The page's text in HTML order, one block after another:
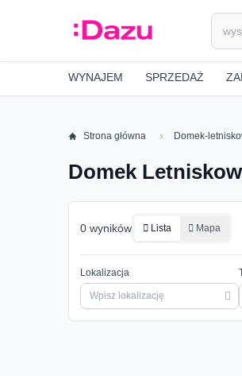
WYNAJEM SPRZEDAŻ
Strona główna Domek-
Domek
0 wyników Lista Mapa
Lokalizacja